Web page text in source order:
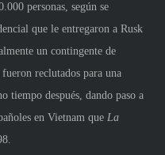
personas, según se
que le entregaron a Rusk
un contingente de
reclutados para una
tiempo después, dando paso a
en Vietnam que La